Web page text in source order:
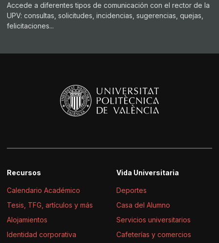
Accede a diferentes tipos de comunicación con el rector de la
UPV: consultas, solicitudes, incidencias, sugerencias, quejas,
felicitaciones...
Recursos
Calendario Académico
Tesis, TFG, artículos y más
Alojamientos
Identidad corporativa
Vida Universitaria
Deportes
Casa del Alumno
Servicios universitarios
Cafeterías y comercios